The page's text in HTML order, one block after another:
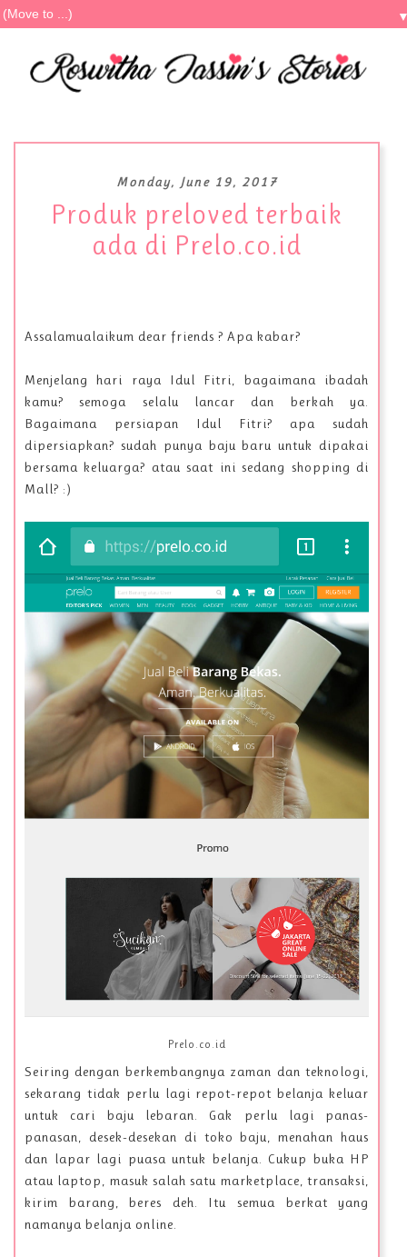
Monday, June 19, 2017
Produk preloved terbaik
ada di Prelo.co.id
Assalamualaikum dear friends ? Apa kabar?
Menjelang hari raya Idul Fitri, bagaimana ibadah
kamu? semoga selalu lancar dan berkah ya.
Bagaimana persiapan Idul Fitri? apa sudah
dipersiapkan? sudah punya baju baru untuk dipakai
bersama keluarga? atau saat ini sedang shopping di
Mall? :)
Prelo.co.id
Seiring dengan berkembangnya zaman dan teknologi,
sekarang tidak perlu lagi repot-repot belanja keluar
untuk cari baju lebaran. Gak perlu lagi panas-
panasan, desek-desekan di toko baju, menahan haus
dan lapar lagi puasa untuk belanja. Cukup buka HP
atau laptop, masuk salah satu marketplace, transaksi,
kirim barang, beres deh. Itu semua berkat yang
namanya belanja online.